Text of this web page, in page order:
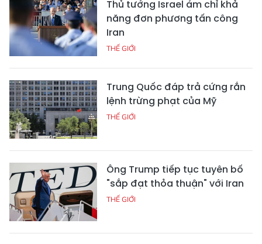
Thủ tướng Israel ám chỉ khả
năng đơn phương tấn công
Iran
THẾ GIỚI
Trung Quốc đáp trả cứng rắn
lệnh trừng phạt của Mỹ
THẾ GIỚI
Ông Trump tiếp tục tuyên bố
"sắp đạt thỏa thuận" với Iran
THẾ GIỚI